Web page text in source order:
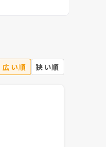
広い順 狭い順